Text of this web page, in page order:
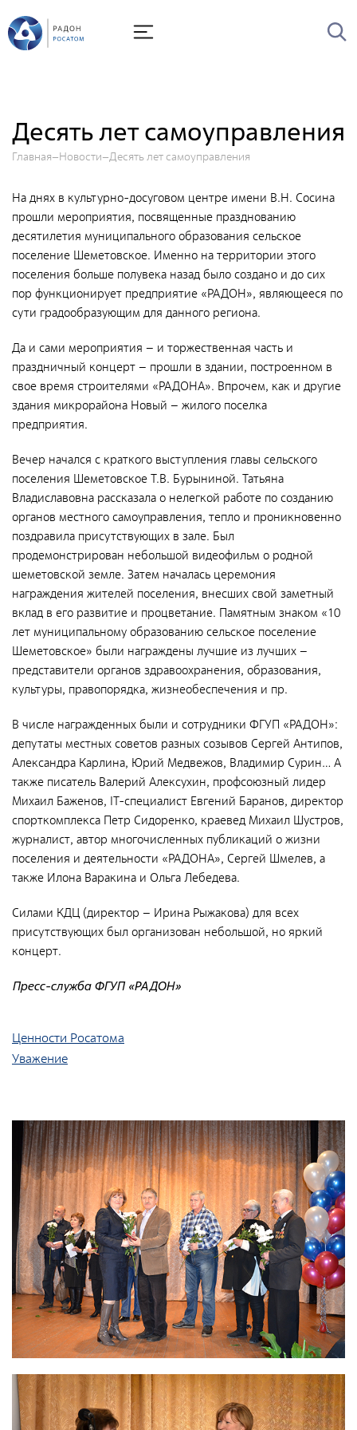
Десять лет самоуправления
Главная Новости Десять лет самоуправления
На днях в культурно-досуговом центре имени В.Н. Сосина
прошли мероприятия, посвященные празднованию
десятилетия муниципального образования сельское
поселение Шеметовское. Именно на территории этого
поселения больше полувека назад было создано и до сих
пор функционирует предприятие «РАДОН», являющееся по
сути градообразующим для данного региона.
Да и сами мероприятия – и торжественная часть и
праздничный концерт – прошли в здании, построенном в
свое время строителями «РАДОНА». Впрочем, как и другие
здания микрорайона Новый – жилого поселка
предприятия.
Вечер начался с краткого выступления главы сельского
поселения Шеметовское Т.В. Бурыниной. Татьяна
Владиславовна рассказала о нелегкой работе по созданию
органов местного самоуправления, тепло и проникновенно
поздравила присутствующих в зале. Был
продемонстрирован небольшой видеофильм о родной
шеметовской земле. Затем началась церемония
награждения жителей поселения, внесших свой заметный
вклад в его развитие и процветание. Памятным знаком «10
лет муниципальному образованию сельское поселение
Шеметовское» были награждены лучшие из лучших –
представители органов здравоохранения, образования,
культуры, правопорядка, жизнеобеспечения и пр.
В числе награжденных были и сотрудники ФГУП «РАДОН»:
депутаты местных советов разных созывов Сергей Антипов,
Александра Карлина, Юрий Медвежов, Владимир Сурин… А
также писатель Валерий Алексухин, профсоюзный лидер
Михаил Баженов, IT-специалист Евгений Баранов, директор
спорткомплекса Петр Сидоренко, краевед Михаил Шустров,
журналист, автор многочисленных публикаций о жизни
поселения и деятельности «РАДОНА», Сергей Шмелев, а
также Илона Варакина и Ольга Лебедева.
Силами КДЦ (директор – Ирина Рыжакова) для всех
присутствующих был организован небольшой, но яркий
концерт.
Пресс-служба ФГУП «РАДОН»
Ценности Росатома
Уважение
Лицензии
Миссия и видение
Ценности Росатома
Охрана труда
Производственная система "Росатома"
Научно-технический совет
Диссертационный совет
Документы
Противодействие коррупции
Социальная политика
Совет молодых работников
Из опыта зарубежных коллег
Международное сотрудничество
Устойчивое развитие
Поставщикам
Объявления
Экология
Экологическая политика ФГУП «РАДОН»
Общественные обсуждения
Документы и отчеты по экологической безопасности
Окончательные материалы оценки воздействия на
окружающую среду
Онлайн-мониторинг
Контакты
Обратная связь
Новости
Радиационный и экологический мониторинг
Региональный учет и контроль радиоактивных веществ,
источников ионизирующего излучения и радиоактивных
отходов
Радиационно-аварийные и радиационно-
реабилитационные работы
Специализированный отраслевой оператор по
управлению объектами «ядерного наследия»
Журналистам
СМИ о нас
Контакты для прессы
Фирменный стиль